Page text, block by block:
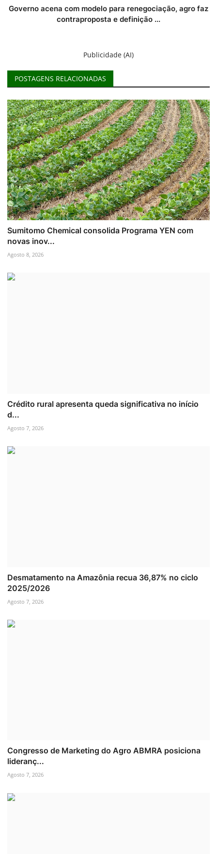
Governo acena com modelo para renegociação, agro faz
contraproposta e definição ...
Publicidade (AI)
POSTAGENS RELACIONADAS
Sumitomo Chemical consolida Programa YEN com
novas inov...
Agosto 8, 2026
Crédito rural apresenta queda significativa no início
d...
Agosto 7, 2026
Desmatamento na Amazônia recua 36,87% no ciclo
2025/2026
Agosto 7, 2026
Congresso de Marketing do Agro ABMRA posiciona
lideranç...
Agosto 7, 2026